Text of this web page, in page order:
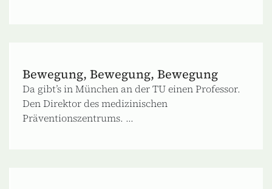
Bewegung, Bewegung, Bewegung
Da gibt’s in München an der TU einen Professor.
Den Direktor des medizinischen
Präventionszentrums. ...